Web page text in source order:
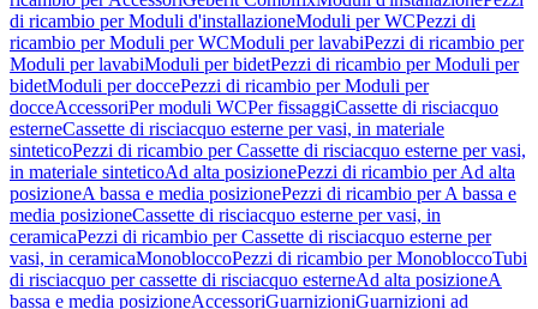
di ricambio per Moduli d'installazioneModuli per WCPezzi di
ricambio per Moduli per WCModuli per lavabiPezzi di ricambio per
Moduli per lavabiModuli per bidetPezzi di ricambio per Moduli per
bidetModuli per doccePezzi di ricambio per Moduli per
docceAccessoriPer moduli WCPer fissaggiCassette di risciacquo
esterneCassette di risciacquo esterne per vasi, in materiale
sinteticoPezzi di ricambio per Cassette di risciacquo esterne per vasi,
in materiale sinteticoAd alta posizionePezzi di ricambio per Ad alta
posizioneA bassa e media posizionePezzi di ricambio per A bassa e
media posizioneCassette di risciacquo esterne per vasi, in
ceramicaPezzi di ricambio per Cassette di risciacquo esterne per
vasi, in ceramicaMonobloccoPezzi di ricambio per MonobloccoTubi
di risciacquo per cassette di risciacquo esterneAd alta posizioneA
bassa e media posizioneAccessoriGuarnizioniGuarnizioni ad